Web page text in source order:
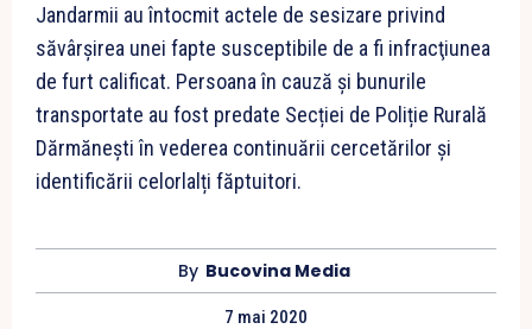
Jandarmii au întocmit actele de sesizare privind
săvârşirea unei fapte susceptibile de a fi infracţiunea
de furt calificat. Persoana în cauză și bunurile
transportate au fost predate Secției de Poliție Rurală
Dărmănești în vederea continuării cercetărilor și
identificării celorlalți făptuitori.
By Bucovina Media
7 mai 2020